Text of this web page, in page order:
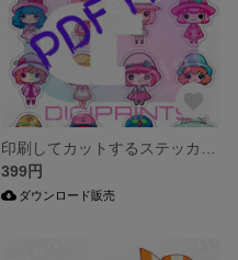
399円
ダウンロード販売